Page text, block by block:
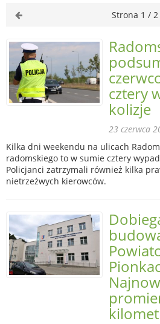
Strona 1 / 2
cztery
kolizje
23 czerwca
Kilka dni weekendu na ulicach
radomskiego to w sumie cztery
Policjanci zatrzymali również kilka
nietrzeźwych kierowców.